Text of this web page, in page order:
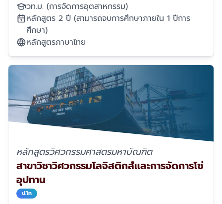
วท.ม. (การจัดการอุตสาหกรรม)
หลักสูตร 2 ปี (สามารถจบการศึกษาภายใน 1 ปีการ
ศึกษา)
หลักสูตรภาษาไทย
หลักสูตรวิศวกรรมศาสตรมหาบัณฑิต
สาขาวิชาวิศวกรรมโลจิสติกส์และการจัดการโซ่
อุปทาน
ป.โท